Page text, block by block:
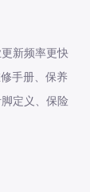
新频率更快
手册、保养
定义、保险